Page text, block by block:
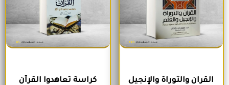
القران والتوراة والإنجيل كراسة تعاهدوا القرآن